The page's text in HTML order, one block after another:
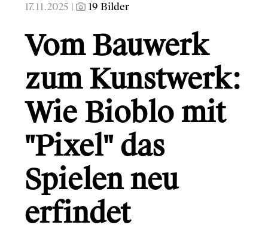
Sunshine Mastering
Wirtschaftskammer Österreich
Austrian Audio
Gründerio
Canal+
Learning Hospital
Friends in Flats
LG
17.11.2025 | 19 Bilder
Vom Bauwerk
zum Kunstwerk:
Wie Bioblo mit
"Pixel" das
Spielen neu
erfindet